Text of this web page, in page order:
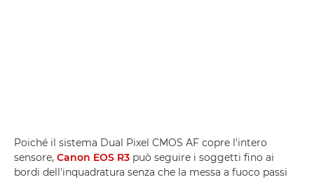
Poiché il sistema Dual Pixel CMOS AF copre l'intero
sensore, Canon EOS R3 può seguire i soggetti fino ai
bordi dell'inquadratura senza che la messa a fuoco passi